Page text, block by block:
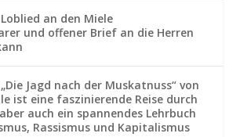
Loblied an den Miele
und offener Brief an die Herren
„Die Jagd nach der Muskatnuss“ von
ist eine faszinierende Reise durch
auch ein spannendes Lehrbuch
Rassismus und Kapitalismus